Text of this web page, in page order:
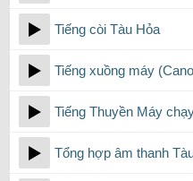
Tiếng còi Tàu Hỏa
Tiếng xuồng máy
Tiếng Thuyền Máy
Tổng hợp âm thanh